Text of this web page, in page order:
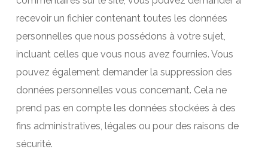
recevoir un fichier contenant toutes les données
personnelles que nous possédons à votre sujet,
incluant celles que vous nous avez fournies. Vous
pouvez également demander la suppression des
données personnelles vous concernant. Cela ne
prend pas en compte les données stockées à des
fins administratives, légales ou pour des raisons de
sécurité.